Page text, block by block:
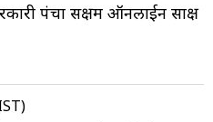
पंचा सक्षम ऑनलाईन साक्ष